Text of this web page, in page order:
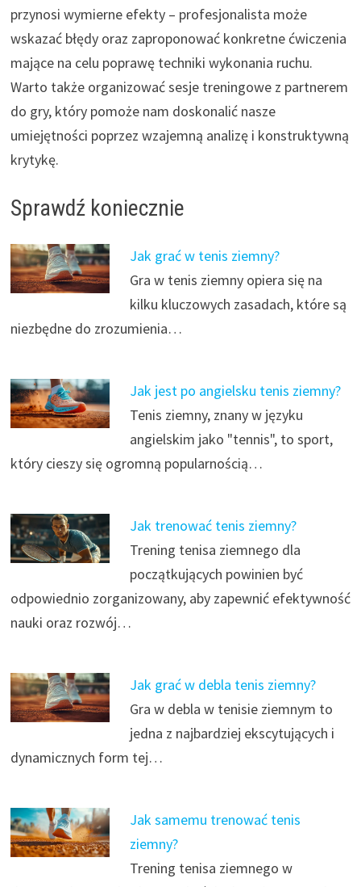
przynosi wymierne efekty – profesjonalista może
wskazać błędy oraz zaproponować konkretne ćwiczenia
mające na celu poprawę techniki wykonania ruchu.
Warto także organizować sesje treningowe z partnerem
do gry, który pomoże nam doskonalić nasze
umiejętności poprzez wzajemną analizę i konstruktywną
krytykę.
Sprawdź koniecznie
Jak grać w tenis ziemny?
Gra w tenis ziemny opiera się na
kilku kluczowych zasadach, które są
niezbędne do zrozumienia…
Jak jest po angielsku tenis ziemny?
Tenis ziemny, znany w języku
angielskim jako "tennis", to sport,
który cieszy się ogromną popularnością…
Jak trenować tenis ziemny?
Trening tenisa ziemnego dla
początkujących powinien być
odpowiednio zorganizowany, aby zapewnić efektywność
nauki oraz rozwój…
Jak grać w debla tenis ziemny?
Gra w debla w tenisie ziemnym to
jedna z najbardziej ekscytujących i
dynamicznych form tej…
Jak samemu trenować tenis
ziemny?
Trening tenisa ziemnego w